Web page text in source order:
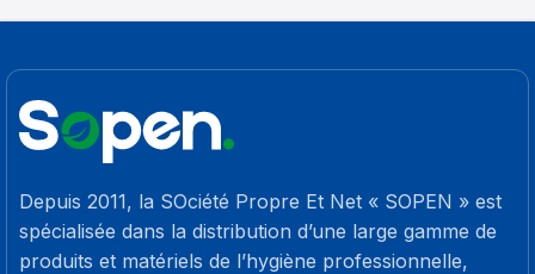
Depuis 2011, la SOciété Propre Et Net « SOPEN » est
spécialisée dans la distribution d’une large gamme de
produits et matériels de l’hygiène professionnelle,